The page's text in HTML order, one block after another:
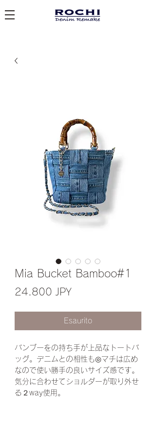
Mia Bucket Bamboo#1
24.800 JPYPrezzo
Esaurito
バンブーをの持ち手が上品なトートバ
ッグ。デニムとの相性も◎マチは広め
なので使い勝手の良いサイズ感です。
気分に合わせてショルダーが取り外せ
る２way使用。